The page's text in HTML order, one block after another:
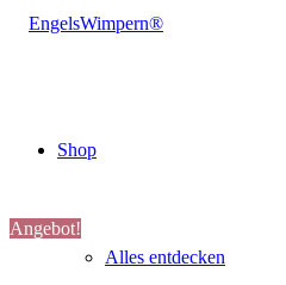
Shop
Alles entdecken
Angebot!